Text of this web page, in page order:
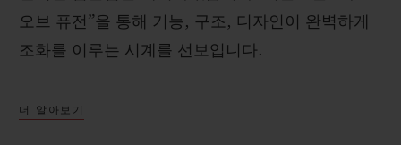
오브 퓨전”을 통해 기능, 구조, 디자인이 완벽하게
조화를 이루는 시계를 선보입니다.
더 알아보기